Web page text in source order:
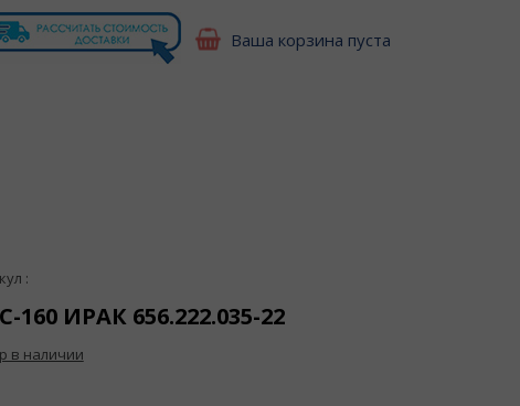
Ваша корзина пуста
:
160 ИРАК 656.222.035-22
в наличии